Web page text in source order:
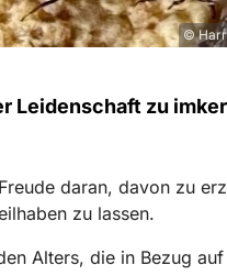
©
Leidenschaft zu
daran, davon zu
zu lassen.
Alters, die in Bezug